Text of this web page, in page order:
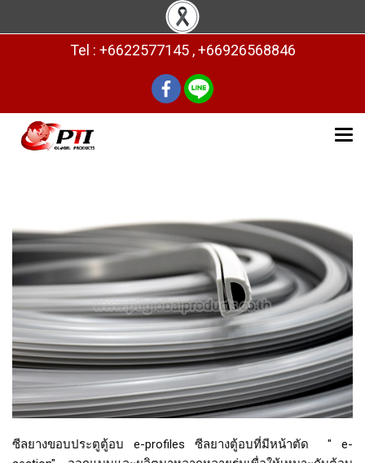
Tel : +6622577145 , +66926568846
ซีลยางขอบประตูตู้อบ e-profiles ซีลยางตู้อบที่มีหน้าตัด " e-